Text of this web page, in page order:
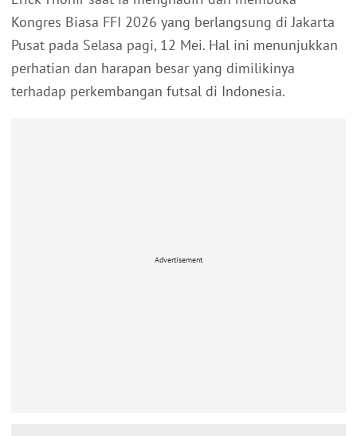
Kongres Biasa FFI 2026 yang berlangsung di Jakarta
Pusat pada Selasa pagi, 12 Mei. Hal ini menunjukkan
perhatian dan harapan besar yang dimilikinya
terhadap perkembangan futsal di Indonesia.
Advertisement